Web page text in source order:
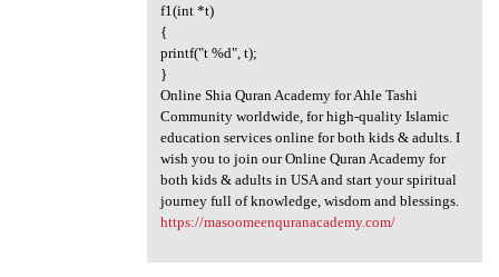
f1(int *t)
{
printf("t %d", t);
}
Online Shia Quran Academy for Ahle Tashi
Community worldwide, for high-quality Islamic
education services online for both kids & adults. I
wish you to join our Online Quran Academy for
both kids & adults in USA and start your spiritual
journey full of knowledge, wisdom and blessings.
https://masoomeenquranacademy.com/